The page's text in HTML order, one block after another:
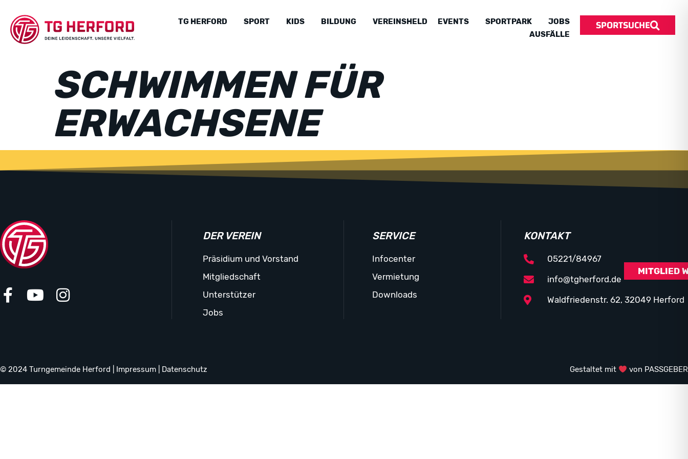
TG HERFORD SPORT KIDS BILDUNG VEREINSHELD EVENTS SPORTPARK
JOBS
AUSFÄLLE
SPORTSUCHE
SCHWIMMEN FÜR
ERWACHSENE
DER VEREIN
Präsidium und Vorstand
Mitgliedschaft
Unterstützer
Jobs
SERVICE
Infocenter
Vermietung
Downloads
KONTAKT
05221/84967
info@tgherford.de
Waldfriedenstr. 62, 32049 Herford
© 2024 Turngemeinde Herford | Impressum Datenschutz Gestaltet mit von PASSGEBER
MITGLIED